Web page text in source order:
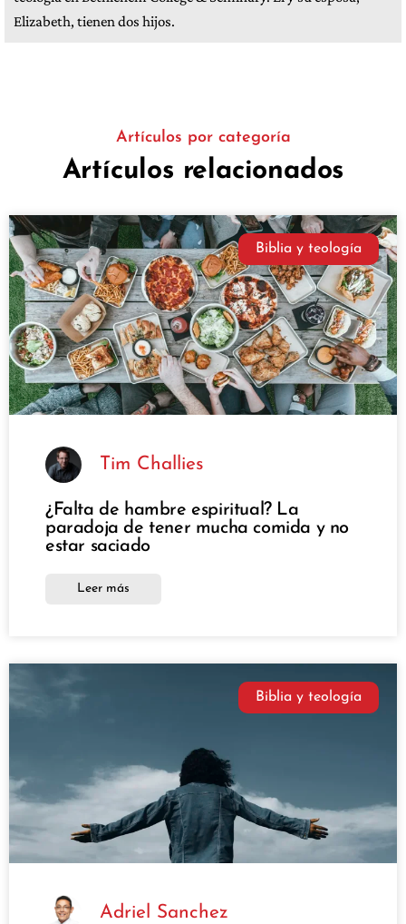
Elizabeth, tienen dos hijos.
Artículos por categoría
Artículos relacionados
Biblia y teología
Tim Challies
¿Falta de hambre espiritual? La
paradoja de tener mucha comida y no
estar saciado
Leer más
Biblia y teología
Adriel Sanchez